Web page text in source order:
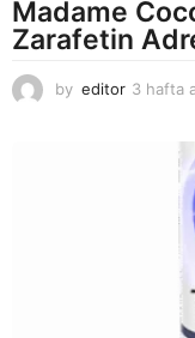
Madame
Zarafetin
by editor 3 hafta